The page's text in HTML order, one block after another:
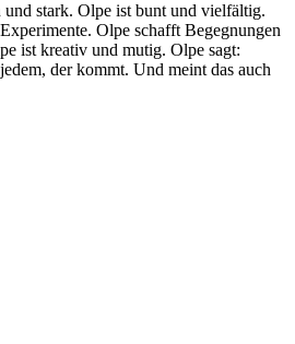
stark. Olpe ist bunt und vielfältig.
Olpe schafft Begegnungen
ist kreativ und mutig. Olpe sagt:
der kommt. Und meint das auch